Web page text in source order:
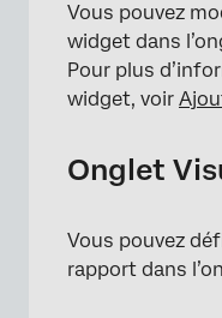
Vous pouvez
widget dans
Pour plus
widget, voir
Onglet
Vous pouvez
rapport dans